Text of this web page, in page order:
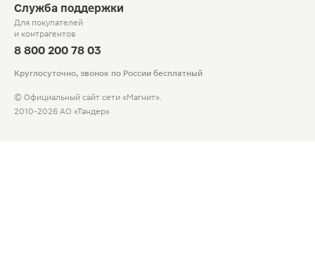
Служба поддержки
Для покупателей
и контрагентов
8 800 200 78 03
Круглосуточно, звонок по России бесплатный
© Официальный сайт сети «Магнит».
2010-2026 АО «Тандер»